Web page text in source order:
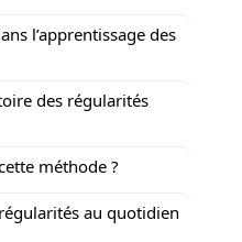
l’apprentissage des
des régularités
méthode ?
au quotidien